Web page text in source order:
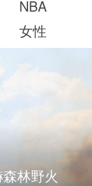
NBA
女性
强烈爆炸声